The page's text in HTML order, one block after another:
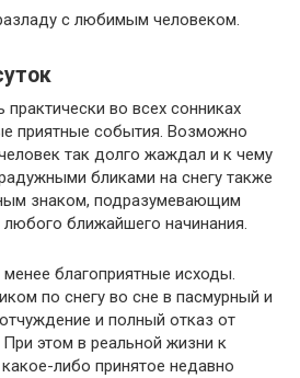
с любимым человеком.
во всех сонниках
приятные события. Возможно
так долго жаждал и к чему
бликами на снегу также
знаком, подразумевающим
ближайшего начинания.
благоприятные исходы.
по снегу во сне в пасмурный и
и полный отказ от
этом в реальной жизни к
либо принятое недавно